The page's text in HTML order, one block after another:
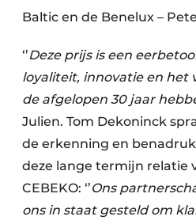
Baltic en de Benelux –
‘’Deze prijs is een
loyaliteit, innovatie en het
de afgelopen 30 jaar
Julien. Tom Dekoninck
de erkenning en
deze lange termijn relatie
CEBEKO: ‘’Ons
ons in staat gesteld om